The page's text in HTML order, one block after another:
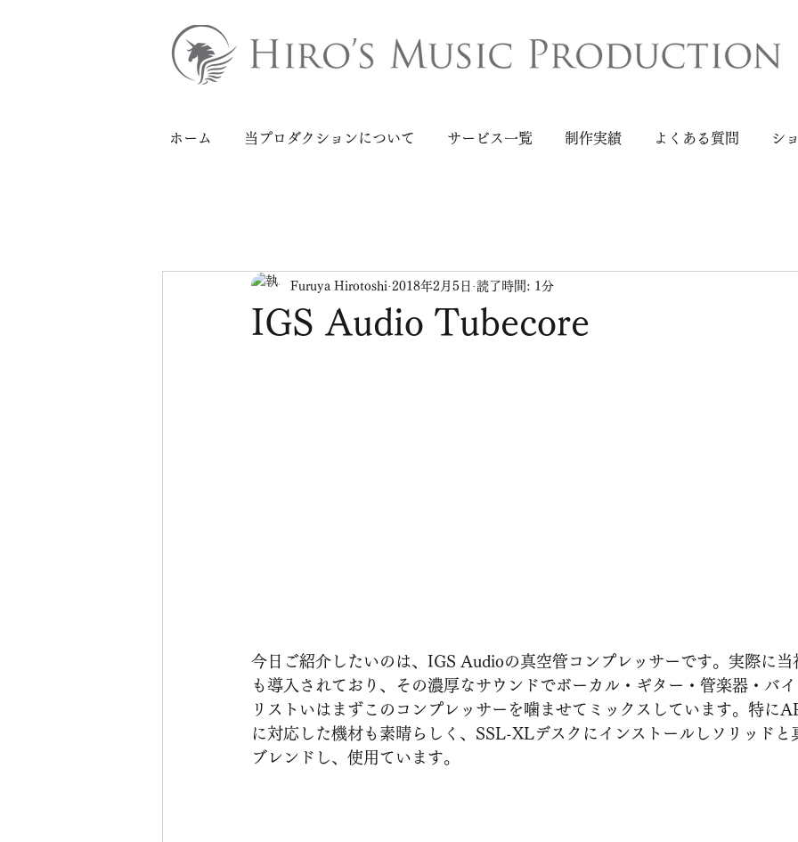
ホーム 当プロダクションについて サービス一覧 制作実績 よくある質問 シ
IGS Audio Tubecore
Furuya Hirotoshi 2018年2月5日 読了時間: 1分
今日ご紹介したいのは、IGS Audioの真空管コンプレッサーです。実際に当
も導入されており、その濃厚なサウンドでボーカル・ギター・管楽器・バ
リストいはまずこのコンプレッサーを噛ませてミックスしています。特に
に対応した機材も素晴らしく、SSL-XLデスクにインストールしソリッドと
ブレンドし、使用ています。